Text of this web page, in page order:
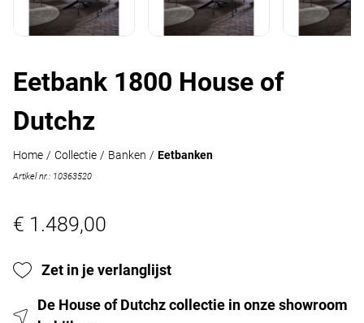
Eetbank 1800 House of
Dutchz
Home / Collectie / Banken / Eetbanken
Artikel nr.: 10363520
€ 1.489,00
Zet in je verlanglijst
De House of Dutchz collectie in onze showroom